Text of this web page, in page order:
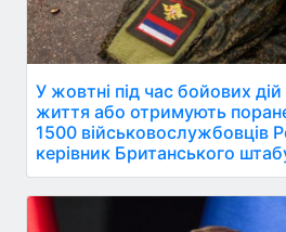
У жовтні під час бойових
життя або отримують
1500 військовослужбовців
керівник Британського